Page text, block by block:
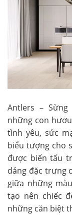
Antlers –
những con
tình yêu, sức
biểu tượng cho
được biến tấu
dáng đặc trưng
giữa những
tạo nên chiếc
những căn biệt